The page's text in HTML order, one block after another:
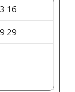
16
29